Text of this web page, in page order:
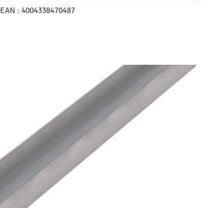
EAN : 4004338470487